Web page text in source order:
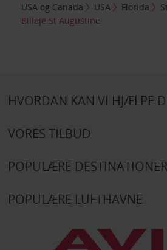
USA og Canada
USA Florida
Billeje St Augustine
HVORDAN KAN VI HJÆLPE
VORES TILBUD
POPULÆRE DESTINATIONER
POPULÆRE LUFTHAVNE